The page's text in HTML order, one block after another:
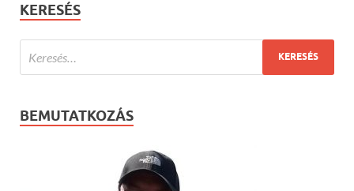
KERESÉS
BEMUTATKOZÁS